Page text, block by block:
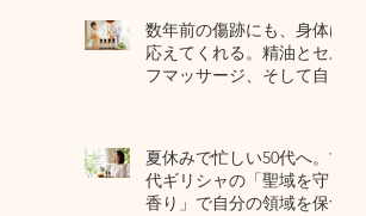
数年前の傷跡にも、身体は
応えてくれる。精油とセル
フマッサージ、そして自己
夏休みで忙しい50代へ。古
代ギリシャの「聖域を守る
香り」で自分の領域を保つ